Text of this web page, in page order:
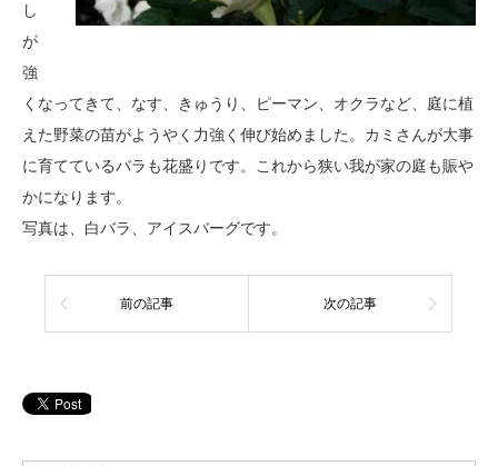
し
が
強
くなってきて、なす、きゅうり、ピーマン、オクラなど、庭に植
えた野菜の苗がようやく力強く伸び始めました。カミさんが大事
に育てているバラも花盛りです。これから狭い我が家の庭も賑や
かになります。
写真は、白バラ、アイスバーグです。
前の記事 次の記事